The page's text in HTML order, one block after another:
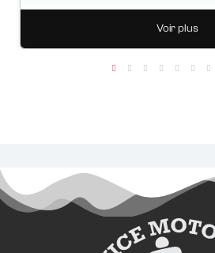
Voir plus